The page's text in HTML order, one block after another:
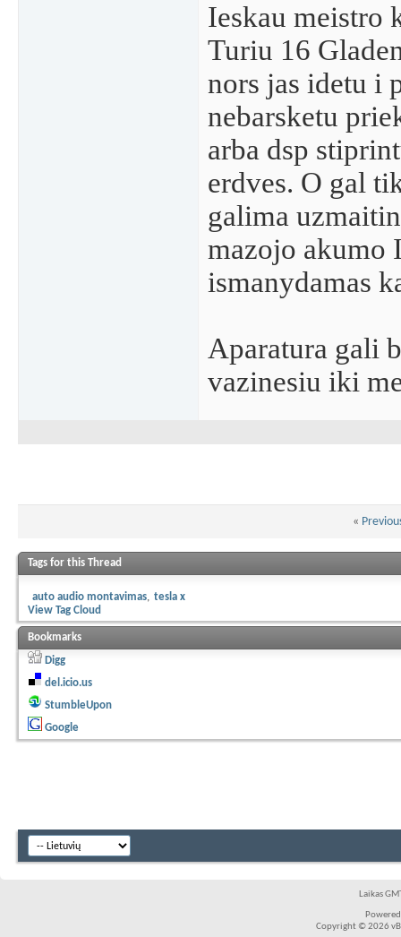
Ieskau meistro
Turiu 16
nors jas idetu i
nebarsketu
arba dsp
erdves. O gal
galima
mazojo akumo
ismanydamas
Aparatura gali
vazinesiu iki
«
Tags for this Thread
auto audio montavimas
tesla x
View Tag Cloud
Bookmarks
Digg
del.icio.us
StumbleUpon
Google
Laikas
Copyright © 2026